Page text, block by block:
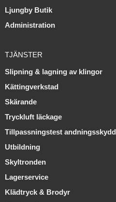
Ljungby Butik
Administration
TJÄNSTER
Slipning & lagning av klingor
Kättingverkstad
Skärande
Tryckluft läckage
Tillpassningstest andningsskydd
Utbildning
Skyltronden
Lagerservice
Klädtryck & Brodyr